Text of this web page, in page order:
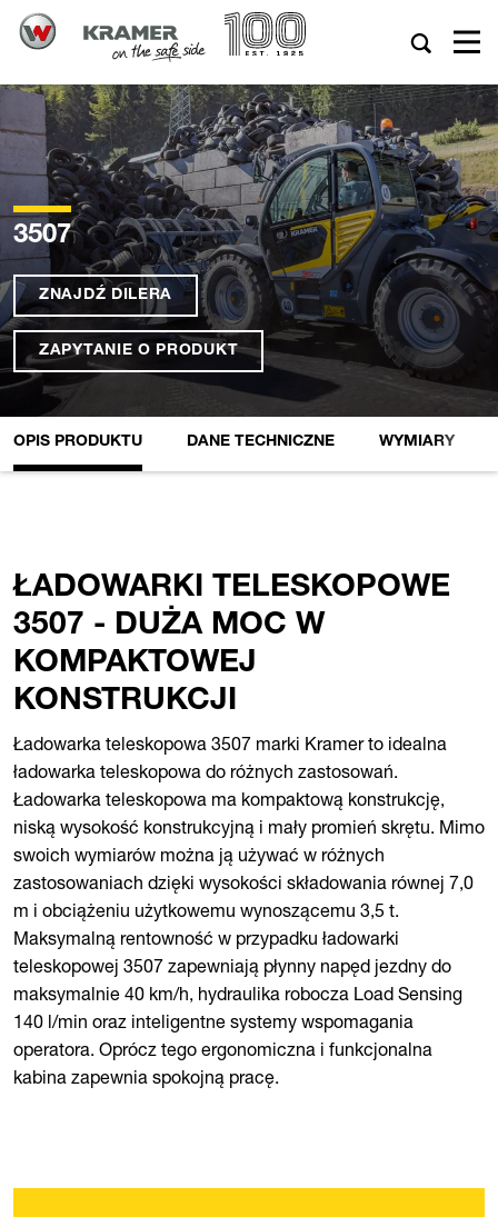
3507
ZNAJDŹ DILERA
ZAPYTANIE O PRODUKT
OPIS PRODUKTU DANE TECHNICZNE WYMIARY
ŁADOWARKI TELESKOPOWE
3507 - DUŻA MOC W
KOMPAKTOWEJ
KONSTRUKCJI
Ładowarka teleskopowa 3507 marki Kramer to idealna
ładowarka teleskopowa do różnych zastosowań.
Ładowarka teleskopowa ma kompaktową konstrukcję,
niską wysokość konstrukcyjną i mały promień skrętu. Mimo
swoich wymiarów można ją używać w różnych
zastosowaniach dzięki wysokości składowania równej 7,0
m i obciążeniu użytkowemu wynoszącemu 3,5 t.
Maksymalną rentowność w przypadku ładowarki
teleskopowej 3507 zapewniają płynny napęd jezdny do
maksymalnie 40 km/h, hydraulika robocza Load Sensing
140 l/min oraz inteligentne systemy wspomagania
operatora. Oprócz tego ergonomiczna i funkcjonalna
kabina zapewnia spokojną pracę.